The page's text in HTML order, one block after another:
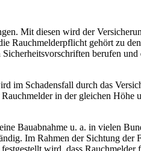
Mit diesen wird der
Rauchmelderpflicht gehört zu
berufen
im Schadensfall durch das
in der gleichen Höhe
Bauabnahme u. a. in vielen
Im Rahmen der Sichtung der
wird, dass Rauchmelder